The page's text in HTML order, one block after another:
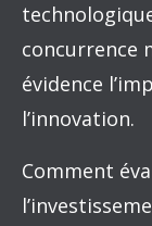
concurrence
évidence
l’innovation.
Comment